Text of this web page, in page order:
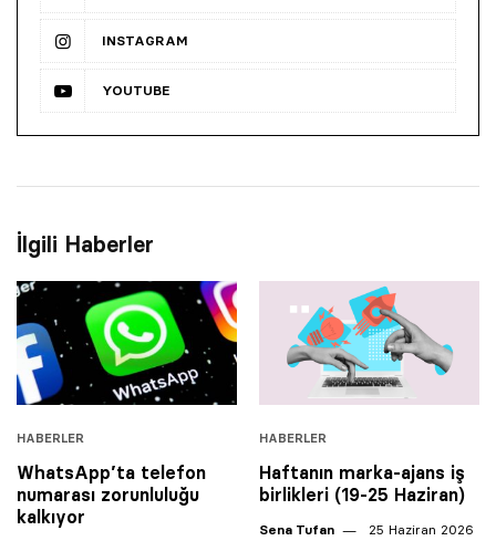
INSTAGRAM
YOUTUBE
İlgili Haberler
HABERLER
WhatsApp’ta telefon
numarası zorunluluğu
kalkıyor
HABERLER
Haftanın marka-ajans iş
birlikleri (19-25 Haziran)
Sena Tufan 25 Haziran 2026